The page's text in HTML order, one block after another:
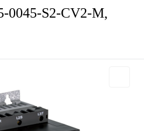
0045-S2-CV2-M,